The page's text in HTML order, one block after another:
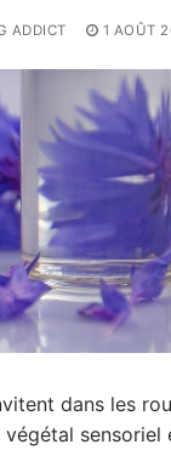
ADDICT 1 AOÛT
dans les
sensoriel